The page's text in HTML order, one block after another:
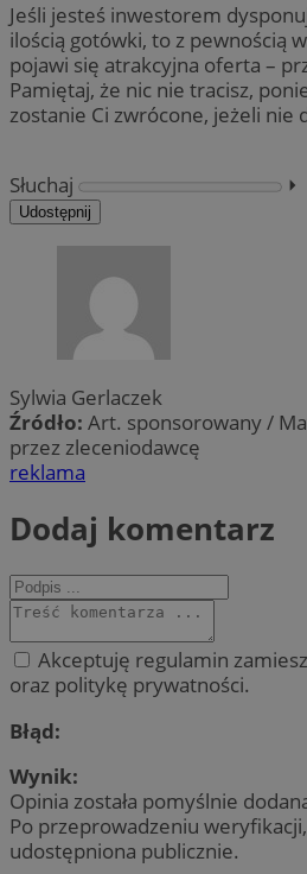
Jeśli jesteś inwestorem
ilością gotówki, to z pewnością
pojawi się atrakcyjna oferta –
Pamiętaj, że nic nie tracisz,
zostanie Ci zwrócone, jeżeli nie
Słuchaj ⏵︎
Udostępnij
Sylwia Gerlaczek
Źródło: Art. sponsorowany /
przez zleceniodawcę
reklama
Dodaj komentarz
Akceptuję regulamin
oraz politykę prywatności.
Błąd:
Wynik:
Opinia została pomyślnie
Po przeprowadzeniu
udostępniona publicznie.